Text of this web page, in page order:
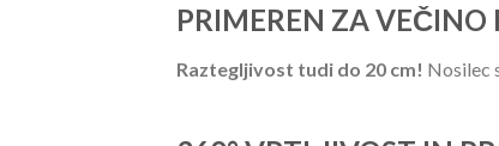
PRIMEREN ZA
Raztegljivost tudi do 20 cm! Nosilec